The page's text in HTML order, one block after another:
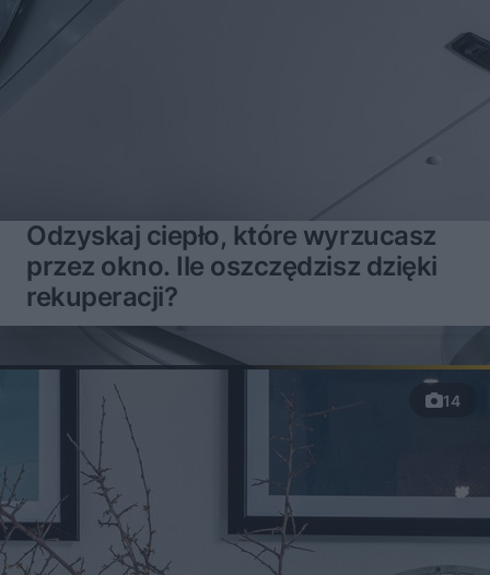
Odzyskaj ciepło, które wyrzucasz
przez okno. Ile oszczędzisz dzięki
rekuperacji?
14